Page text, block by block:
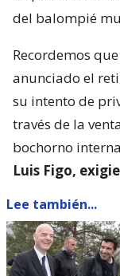
del balompié
Recordemos
anunciado el
su intento de
través de la
bochorno
Luis Figo,
Lee también...